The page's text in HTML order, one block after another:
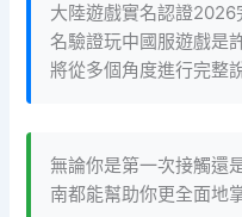
大陸遊戲實名認證
名驗證玩中國服遊戲是
將從多個角度進行完整
無論你是第一次接觸還
南都能幫助你更全面地